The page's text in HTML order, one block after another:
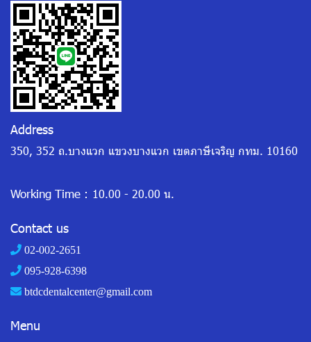
Address
350, 352 ถ.บางแวก แขวงบางแวก เขตภาษีเจริญ กทม. 10160
Working Time : 10.00 - 20.00 น.
Contact us
02-002-2651
095-928-6398
btdcdentalcenter@gmail.com
Menu